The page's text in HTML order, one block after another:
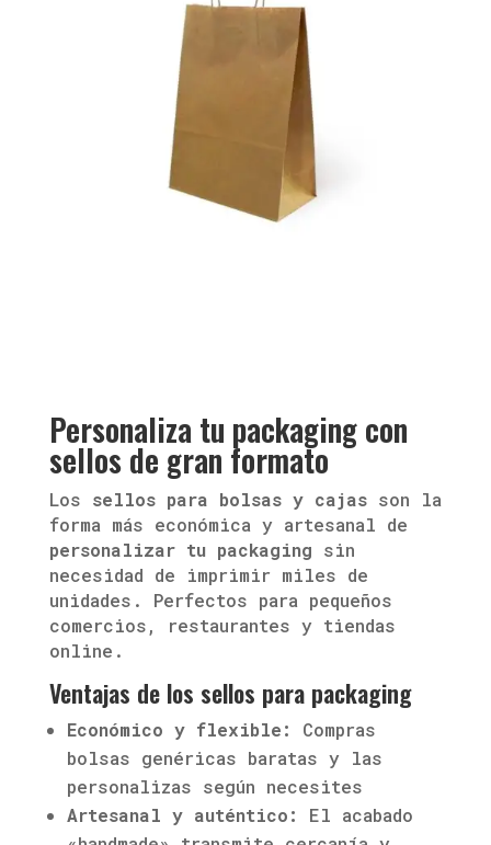
Personaliza tu packaging con
sellos de gran formato
Los sellos para bolsas y cajasson la
forma más económica y artesanal de
personalizar tu packaging sin
necesidad de imprimir miles de
unidades. Perfectos para pequeños
comercios, restaurantes y tiendas
online.
Ventajas de los sellos para packaging
Económico y flexible:
Compras
bolsas genéricas baratas y las
personalizas según necesites
Artesanal y auténtico:
El acabado